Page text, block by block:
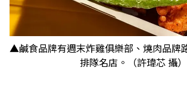
▲鹹食品牌有週末炸雞俱樂部、燒肉品牌
排隊名店。（許瑋芯 攝）